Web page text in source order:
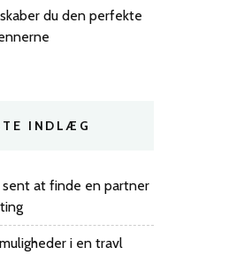
du den perfekte
INDLÆG
at finde en partner
i en travl